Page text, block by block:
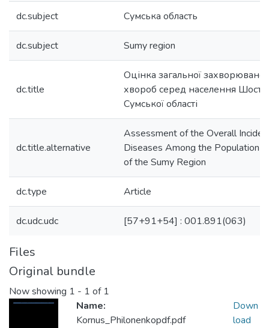
dc.subject Сумська область
dc.subject Sumy region
dc.title
Оцінка загальної
хвороб серед населення
Сумської області
dc.title.alternative
Assessment of the Overall
Diseases Among the Population
of the Sumy Region
dc.type Article
dc.udc.udc [57+91+54] : 001.891(063)
Files
Original bundle
Now showing 1 - 1 of 1
Name:
Kornus_Philonenkopdf.pdf
Down
load